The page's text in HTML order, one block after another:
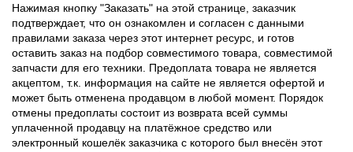
Нажимая кнопку "Заказать" на этой странице, заказчик
подтверждает, что он ознакомлен и согласен с данными
правилами заказа через этот интернет ресурс, и готов
оставить заказ на подбор совместимого товара, совместимой
запчасти для его техники. Предоплата товара не является
акцептом, т.к. информация на сайте не является офертой и
может быть отменена продавцом в любой момент. Порядок
отмены предоплаты состоит из возврата всей суммы
уплаченной продавцу на платёжное средство или
электронный кошелёк заказчика с которого был внесён этот